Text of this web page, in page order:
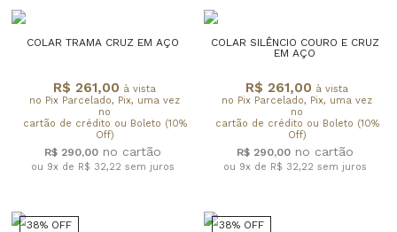
COLAR TRAMA CRUZ EM AÇO
R$ 261,00 à vista
no Pix Parcelado, Pix, uma vez
no
cartão de crédito ou Boleto (10%
Off)
R$ 290,00
ou 9x de R$ 32,22 sem juros
COLAR SILÊNCIO COURO E CRUZ
EM AÇO
R$ 261,00 à vista
no Pix Parcelado, Pix, uma vez
no
cartão de crédito ou Boleto (10%
Off)
R$ 290,00
ou 9x de R$ 32,22 sem juros
38% OFF
38% OFF